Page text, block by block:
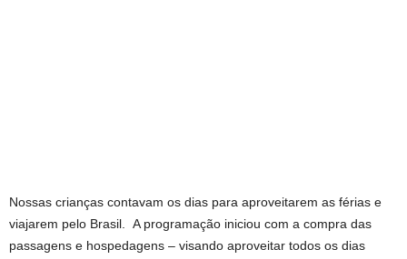
Nossas crianças contavam os dias para aproveitarem as férias e
viajarem pelo Brasil. A programação iniciou com a compra das
passagens e hospedagens – visando aproveitar todos os dias